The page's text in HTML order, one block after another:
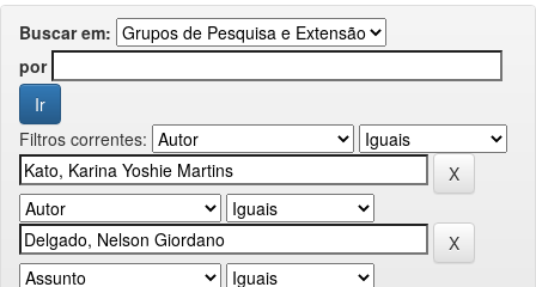
Buscar em:
por
Filtros correntes: